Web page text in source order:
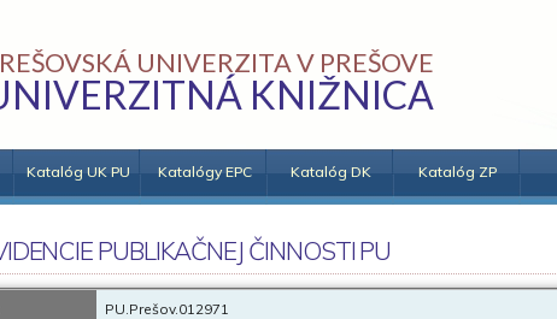
UNIVERZITA V PREŠOVE
KNIŽNICA
Katalóg UK PU Katalógy EPC Katalóg DK Katalóg ZP
PUBLIKAČNEJ ČINNOSTI PU
PU.Prešov.012971